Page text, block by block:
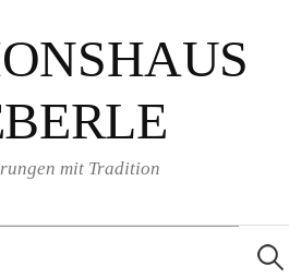
mit Tradition
for: